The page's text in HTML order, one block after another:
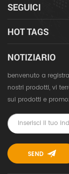
SEGUICI
HOT TAGS
NOTIZIARIO
benvenuto a
nostri prodotti, vi
sui prodotti e